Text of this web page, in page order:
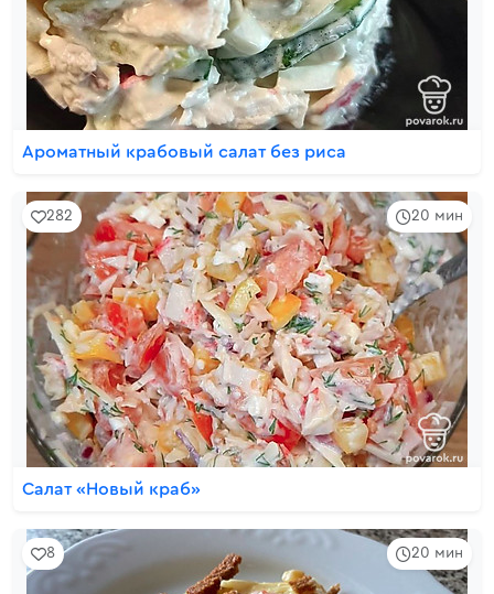
Ароматный крабовый салат без риса
20 мин
282
Салат «Новый краб»
20 мин
8